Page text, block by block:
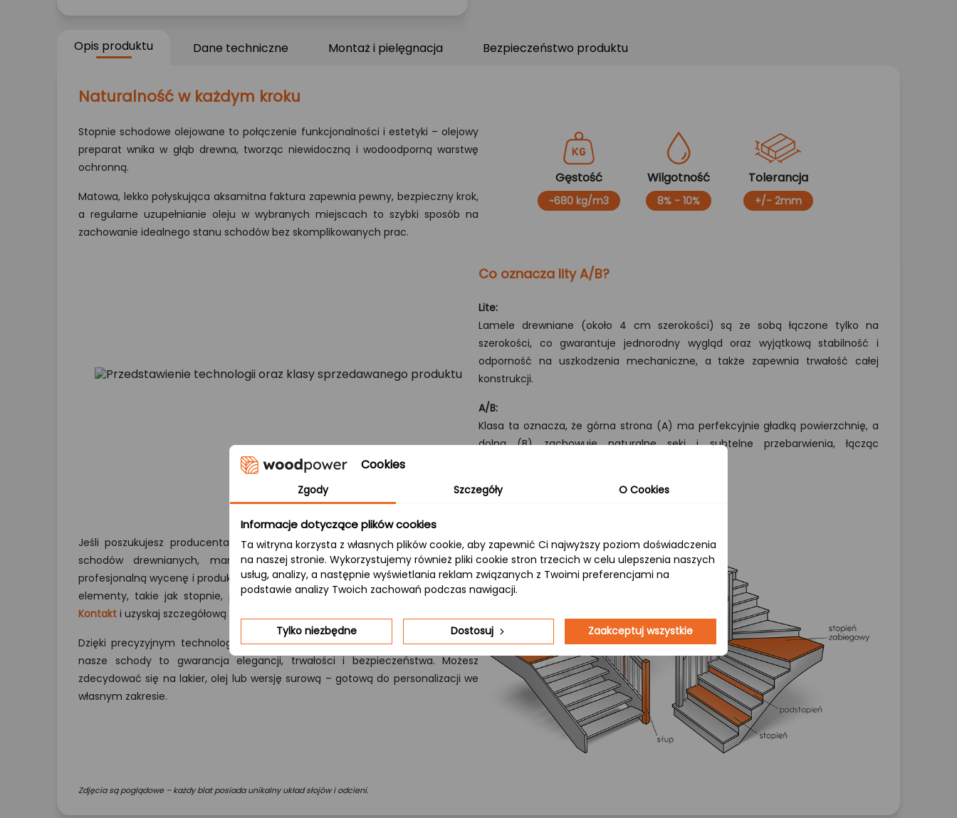
Opis produktu Dane techniczne Montaż i pielęgnacja Bezpieczeństwo produktu
Naturalność w każdym kroku
Stopnie schodowe olejowane to połączenie funkcjonalności i estetyki – olejowy
preparat wnika w głąb drewna, tworząc niewidoczną i wodoodporną warstwę
ochronną.
Matowa, lekko połyskująca aksamitna faktura zapewnia pewny, bezpieczny krok,
a regularne uzupełnianie oleju w wybranych miejscach to szybki sposób na
zachowanie idealnego stanu schodów bez skomplikowanych prac.
Gęstość
~680 kg/m3
Wilgotność
8% - 10%
Tolerancja
+/- 2mm
Co oznacza lity A/B?
Lite:
Lamele drewniane (około 4 cm szerokości) są ze sobą łączone tylko na
szerokości, co gwarantuje jednorodny wygląd oraz wyjątkową stabilność i
odporność na uszkodzenia mechaniczne, a także zapewnia trwałość całej
konstrukcji.
A/B:
Klasa ta oznacza, że górna strona (A) ma perfekcyjnie gładką powierzchnię, a
dolna (B) zachowuje naturalne sęki i subtelne przebarwienia, łącząc
Jeśli poszukujesz producenta, który przygotuje dla Ciebie kompletny zestaw
schodów drewnianych, mamy dla Ciebie doskonałą ofertę. Oferujemy
profesjonalną wycenę i produkcję schodów, które zawierają wszystkie niezbędne
elementy, takie jak stopnie, podstopnie, policzki oraz tralki. Wejdź na stronę
Kontakt i uzyskaj szczegółową ofertę.
Dzięki precyzyjnym technologiom produkcji oraz wysokiej jakości materiałom,
nasze schody to gwarancja elegancji, trwałości i bezpieczeństwa. Możesz
zdecydować się na lakier, olej lub wersję surową – gotową do personalizacji we
własnym zakresie.
Zdjęcia są poglądowe – każdy blat posiada unikalny układ słojów i odcieni.
Cookies
Zgody Szczegóły O Cookies
Informacje dotyczące plików cookies
Ta witryna korzysta z własnych plików cookie, aby zapewnić Ci najwyższy poziom doświadczenia
na naszej stronie. Wykorzystujemy również pliki cookie stron trzecich w celu ulepszenia naszych
usług, analizy, a następnie wyświetlania reklam związanych z Twoimi preferencjami na
podstawie analizy Twoich zachowań podczas nawigacji.
Tylko niezbędne Dostosuj Zaakceptuj wszystkie